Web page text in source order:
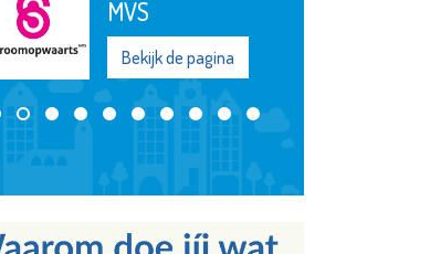
MVS
Bekijk de pagina